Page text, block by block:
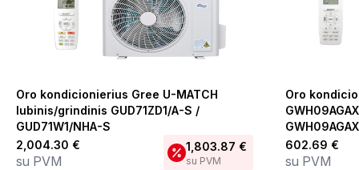
Oro kondicionierius Gree U-MATCH
lubinis/grindinis GUD71ZD1/A-S /
GUD71W1/NHA-S
2,004.30 €
su PVM
1,803.87 €
su PVM
Oro
602.69 €
su PVM